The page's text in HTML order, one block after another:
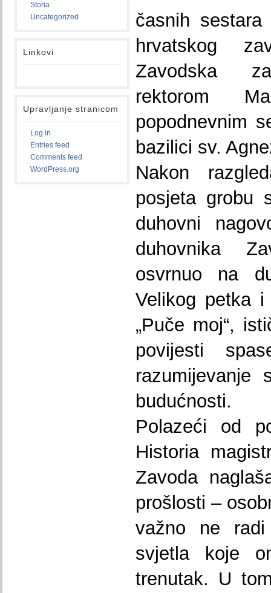
Storia
Uncategorized
Linkovi
Upravljanje stranicom
Log in
Entries feed
Comments feed
WordPress.org
časnih
hrvatskog
Zavodska
rektorom
popodnevnim
bazilici sv.
Nakon
posjeta grobu
duhovni
duhovnika
osvrnuo na
Velikog petka i
„Puče moj“,
povijesti
razumijevanje
budućnosti.
Polazeći od
Historia
Zavoda
prošlosti –
važno ne
svjetla koje
trenutak. U